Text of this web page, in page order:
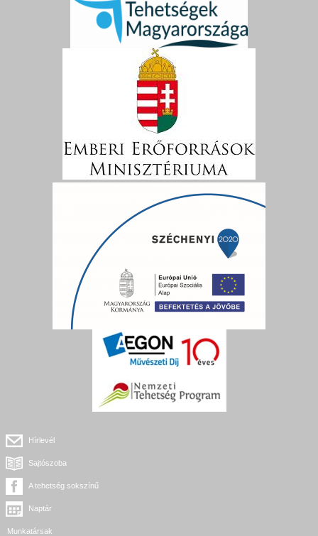
Hírlevél
Sajtószoba
A tehetség sokszínű
Naptár
Munkatársak